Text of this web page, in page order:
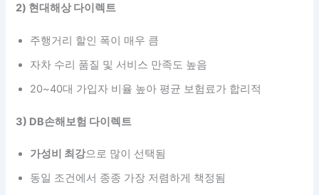
2) 현대해상 다이렉트
주행거리 할인 폭이 매우 큼
자차 수리 품질 및 서비스 만족도 높음
20~40대 가입자 비율 높아 평균 보험료가 합리적
3) DB손해보험 다이렉트
가성비 최강으로 많이 선택됨
동일 조건에서 종종 가장 저렴하게 책정됨